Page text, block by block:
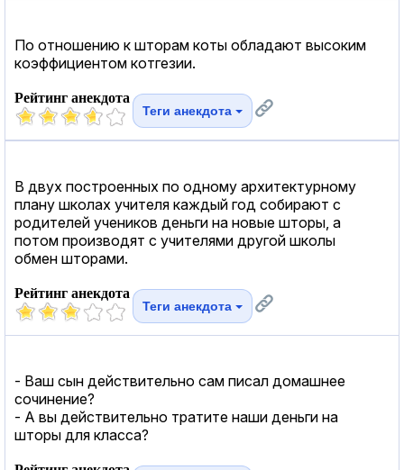
По отношению к шторам коты обладают высоким
коэффициентом котгезии.
Рейтинг анекдота
Теги анекдота
В двух построенных по одному архитектурному
плану школах учителя каждый год собирают с
родителей учеников деньги на новые шторы, а
потом производят с учителями другой школы
обмен шторами.
Рейтинг анекдота
Теги анекдота
- Ваш сын действительно сам писал домашнее
сочинение?
- А вы действительно тратите наши деньги на
шторы для класса?